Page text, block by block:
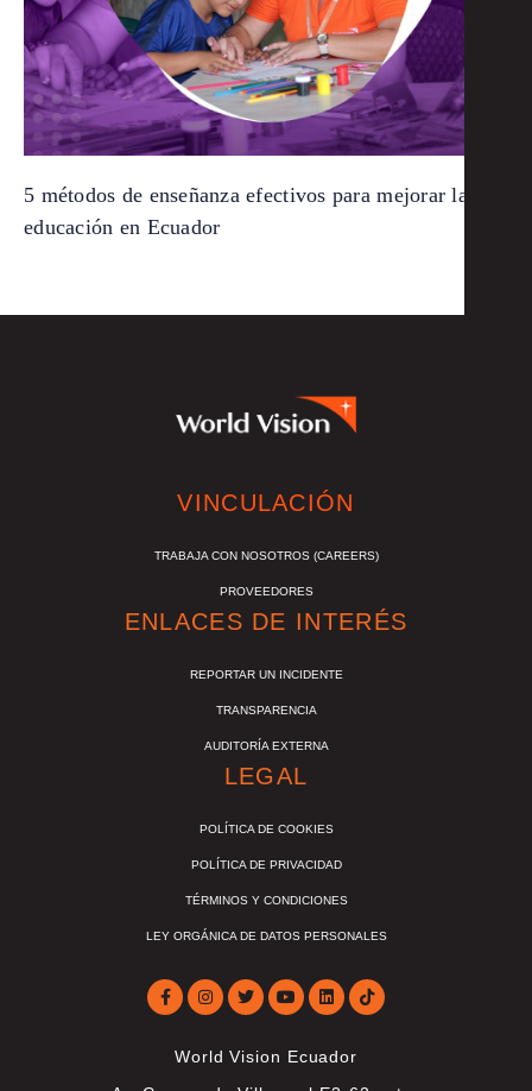
5 métodos de enseñanza efectivos para mejorar la
educación en Ecuador
VINCULACIÓN
TRABAJA CON NOSOTROS (CAREERS)
PROVEEDORES
ENLACES DE INTERÉS
REPORTAR UN INCIDENTE
TRANSPARENCIA
AUDITORÍA EXTERNA
LEGAL
POLÍTICA DE COOKIES
POLÍTICA DE PRIVACIDAD
TÉRMINOS Y CONDICIONES
LEY ORGÁNICA DE DATOS PERSONALES
World Vision Ecuador